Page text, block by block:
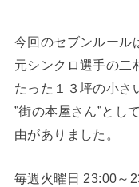
今回のセブンルール
元シンクロ選手の二
たった１３坪の小さ
”街の本屋さん”とし
由がありました。
毎週火曜日 23:00～